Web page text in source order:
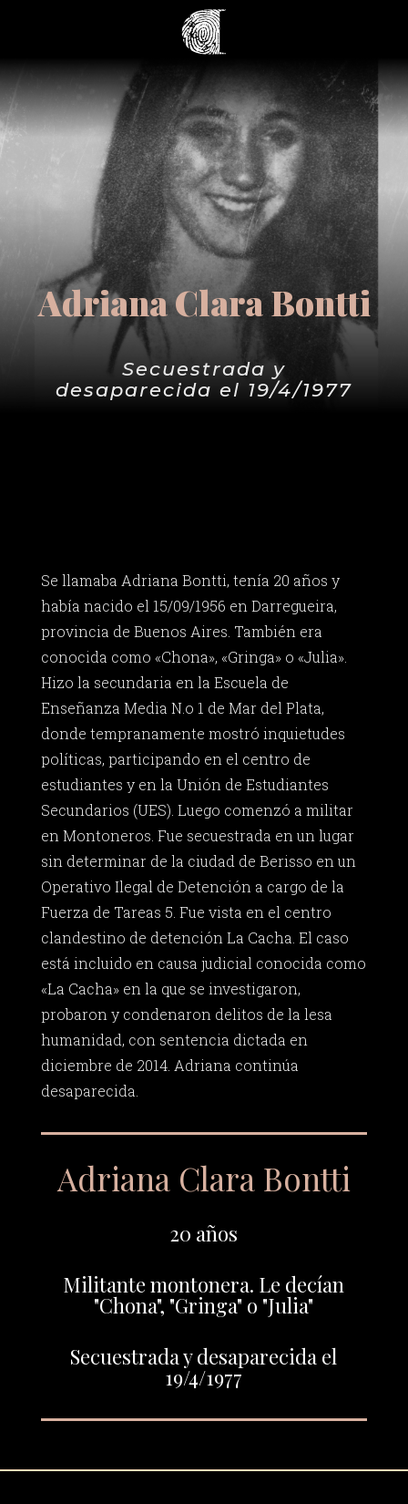
Adriana Clara Bontti
Secuestrada y
desaparecida el 19/4/1977
Se llamaba Adriana Bontti, tenía 20 años y
había nacido el 15/09/1956 en Darregueira,
provincia de Buenos Aires. También era
conocida como «Chona», «Gringa» o «Julia».
Hizo la secundaria en la Escuela de
Enseñanza Media N.o 1 de Mar del Plata,
donde tempranamente mostró inquietudes
políticas, participando en el centro de
estudiantes y en la Unión de Estudiantes
Secundarios (UES). Luego comenzó a militar
en Montoneros. Fue secuestrada en un lugar
sin determinar de la ciudad de Berisso en un
Operativo Ilegal de Detención a cargo de la
Fuerza de Tareas 5. Fue vista en el centro
clandestino de detención La Cacha. El caso
está incluido en causa judicial conocida como
«La Cacha» en la que se investigaron,
probaron y condenaron delitos de la lesa
humanidad, con sentencia dictada en
diciembre de 2014. Adriana continúa
desaparecida.
Adriana Clara Bontti
20 años
Militante montonera. Le decían
"Chona", "Gringa" o "Julia"
Secuestrada y desaparecida el
19/4/1977